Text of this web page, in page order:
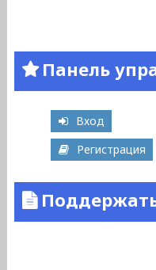
Панель
Вход
Регистрация